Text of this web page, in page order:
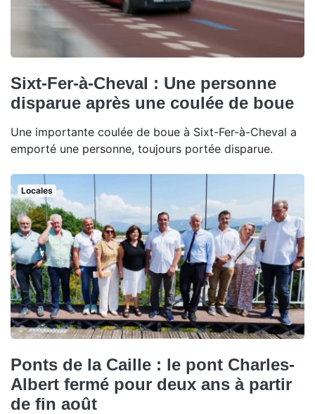
Sixt-Fer-à-Cheval : Une personne
disparue après une coulée de boue
Une importante coulée de boue à Sixt-Fer-à-Cheval a
emporté une personne, toujours portée disparue.
Locales
Ponts de la Caille : le pont Charles-
Albert fermé pour deux ans à partir
de fin août